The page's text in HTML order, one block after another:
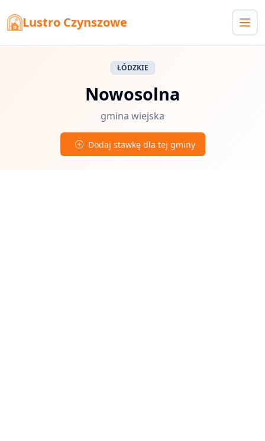
Lustro Czynszowe
ŁÓDZKIE
Nowosolna
gmina wiejska
Dodaj stawkę dla tej gminy